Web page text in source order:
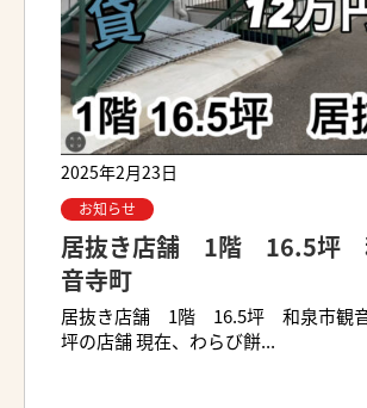
2025年2月23日
お知らせ
居抜き店舗 1階 16.5坪
音寺町
居抜き店舗 1階 16.5坪 和泉市観音
坪の店舗 現在、わらび餅...